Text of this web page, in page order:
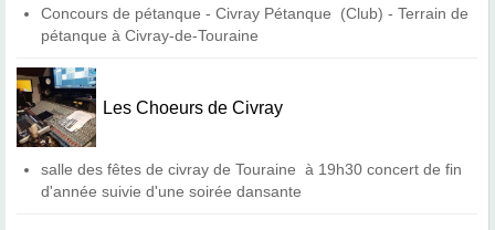
Concours de pétanque - Civray Pétanque
(Club) - Terrain de
pétanque à Civray-de-Touraine
Les Choeurs de Civray
salle des fêtes de civray de Touraine à 19h30 concert de fin
d'année suivie d'une soirée dansante